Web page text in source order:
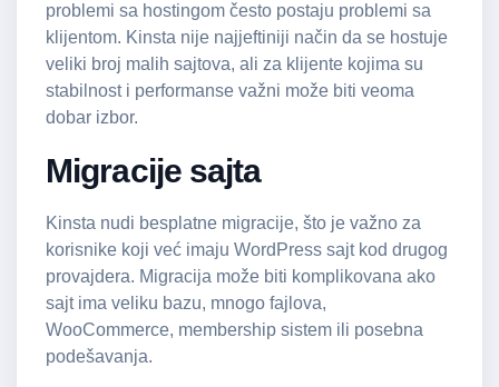
problemi sa hostingom često postaju problemi sa
klijentom. Kinsta nije najjeftiniji način da se hostuje
veliki broj malih sajtova, ali za klijente kojima su
stabilnost i performanse važni može biti veoma
dobar izbor.
Migracije sajta
Kinsta nudi besplatne migracije, što je važno za
korisnike koji već imaju WordPress sajt kod drugog
provajdera. Migracija može biti komplikovana ako
sajt ima veliku bazu, mnogo fajlova,
WooCommerce, membership sistem ili posebna
podešavanja.